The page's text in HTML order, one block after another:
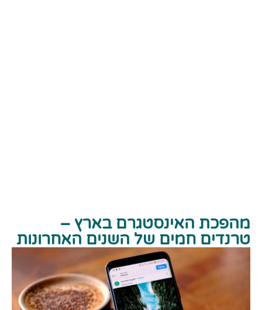
מהפכת האינסטגרם בארץ –
טרנדים חמים של השנים האחרונות